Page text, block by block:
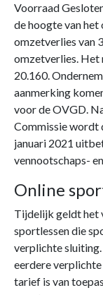
Voorraad
de hoogte van het
omzetverlies van
omzetverlies. Het
20.160.
aanmerking
voor de OVGD.
Commissie wordt
januari 2021
vennootschaps-
Online
Tijdelijk geldt het
sportlessen die
verplichte
eerdere
tarief is van